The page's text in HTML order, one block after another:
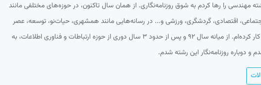
۸۱ رشته مهندسی را رها کردم به شوق روزنامه‌نگاری. از همان سال تاکنون، در حوزه‌های مختلفی مانند
اقتصادی، گردشگری، ورزشی و... در رسانه‌هایی مانند همشهری، حیات‌نو، توسعه، عصر
ارتباط و... کار کرده‌ام. از میانه سال ۹۲ و پس از حدود ۳ سال دوری از حوزه ارتباطات و فناوری اطلاعات، به
و دوباره روزنامه‌نگار این رشته شدم.